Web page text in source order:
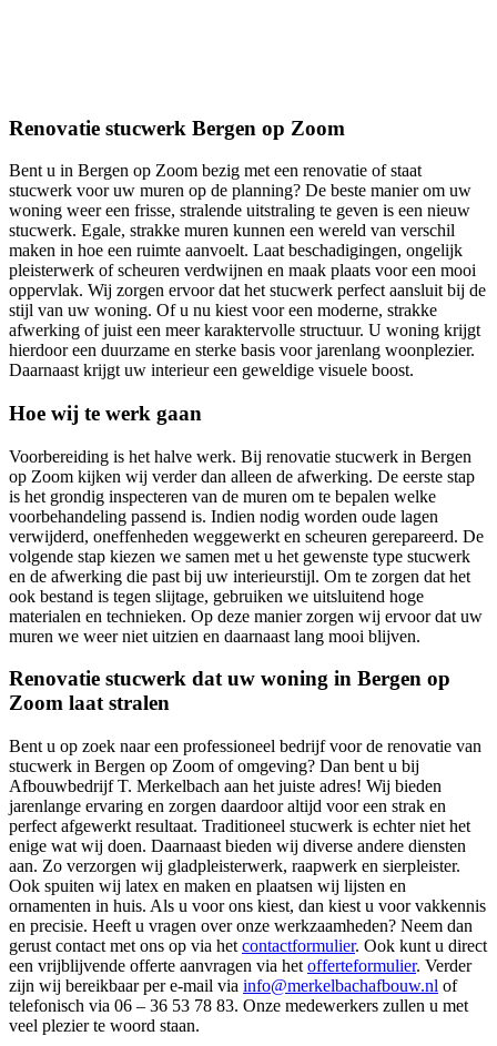
Renovatie stucwerk Bergen op Zoom
Bent u in Bergen op Zoom bezig met een renovatie of staat
stucwerk voor uw muren op de planning? De beste manier om uw
woning weer een frisse, stralende uitstraling te geven is een nieuw
stucwerk. Egale, strakke muren kunnen een wereld van verschil
maken in hoe een ruimte aanvoelt. Laat beschadigingen, ongelijk
pleisterwerk of scheuren verdwijnen en maak plaats voor een mooi
oppervlak. Wij zorgen ervoor dat het stucwerk perfect aansluit bij de
stijl van uw woning. Of u nu kiest voor een moderne, strakke
afwerking of juist een meer karaktervolle structuur. U woning krijgt
hierdoor een duurzame en sterke basis voor jarenlang woonplezier.
Daarnaast krijgt uw interieur een geweldige visuele boost.
Hoe wij te werk gaan
Voorbereiding is het halve werk. Bij renovatie stucwerk in Bergen
op Zoom kijken wij verder dan alleen de afwerking. De eerste stap
is het grondig inspecteren van de muren om te bepalen welke
voorbehandeling passend is. Indien nodig worden oude lagen
verwijderd, oneffenheden weggewerkt en scheuren gerepareerd. De
volgende stap kiezen we samen met u het gewenste type stucwerk
en de afwerking die past bij uw interieurstijl. Om te zorgen dat het
ook bestand is tegen slijtage, gebruiken we uitsluitend hoge
materialen en technieken. Op deze manier zorgen wij ervoor dat uw
muren we weer niet uitzien en daarnaast lang mooi blijven.
Renovatie stucwerk dat uw woning in Bergen op
Zoom laat stralen
Bent u op zoek naar een professioneel bedrijf voor de renovatie van
stucwerk in Bergen op Zoom of omgeving? Dan bent u bij
Afbouwbedrijf T. Merkelbach aan het juiste adres! Wij bieden
jarenlange ervaring en zorgen daardoor altijd voor een strak en
perfect afgewerkt resultaat. Traditioneel stucwerk is echter niet het
enige wat wij doen. Daarnaast bieden wij diverse andere diensten
aan. Zo verzorgen wij gladpleisterwerk, raapwerk en sierpleister.
Ook spuiten wij latex en maken en plaatsen wij lijsten en
ornamenten in huis. Als u voor ons kiest, dan kiest u voor vakkennis
en precisie. Heeft u vragen over onze werkzaamheden? Neem dan
gerust contact met ons op via het contactformulier. Ook kunt u direct
een vrijblijvende offerte aanvragen via het offerteformulier. Verder
zijn wij bereikbaar per e-mail via info@merkelbachafbouw.nl of
telefonisch via 06 – 36 53 78 83. Onze medewerkers zullen u met
veel plezier te woord staan.